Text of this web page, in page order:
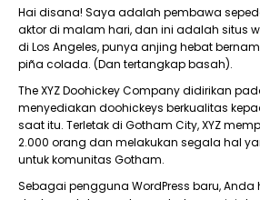
Hai disana! Saya adalah pembawa
aktor di malam hari, dan ini adalah situs
di Los Angeles, punya anjing hebat
piña colada. (Dan tertangkap basah).
The XYZ Doohickey Company didirikan
menyediakan doohickeys berkualitas
saat itu. Terletak di Gotham City, XYZ
2.000 orang dan melakukan segala hal
untuk komunitas Gotham.
Sebagai pengguna WordPress baru,